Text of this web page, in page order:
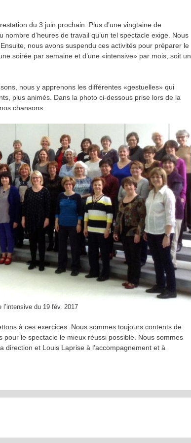
du 3 juin prochain. Plus d’une vingtaine de
d’heures de travail qu’un tel spectacle exige. Nous
nous avons suspendu ces activités pour préparer le
soirée par semaine et d’une «intensive» par mois, soit un
nous y apprenons les différentes «gestuelles» qui
plus animés. Dans la photo ci-dessous prise lors de la
chansons.
du 19 fév. 2017
à ces exercices. Nous sommes toujours contents de
le spectacle le mieux réussi possible. Nous sommes
et Louis Laprise à l’accompagnement et à